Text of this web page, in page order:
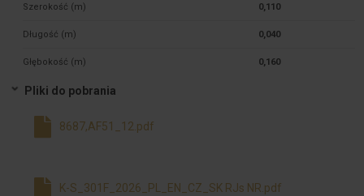
Szerokość (m) 0,110
Długość (m) 0,040
Głębokość (m) 0,160
Pliki do pobrania
8687,AF51_12.pdf
K-S_301F_2026_PL_EN_CZ_SK RJs NR.pdf